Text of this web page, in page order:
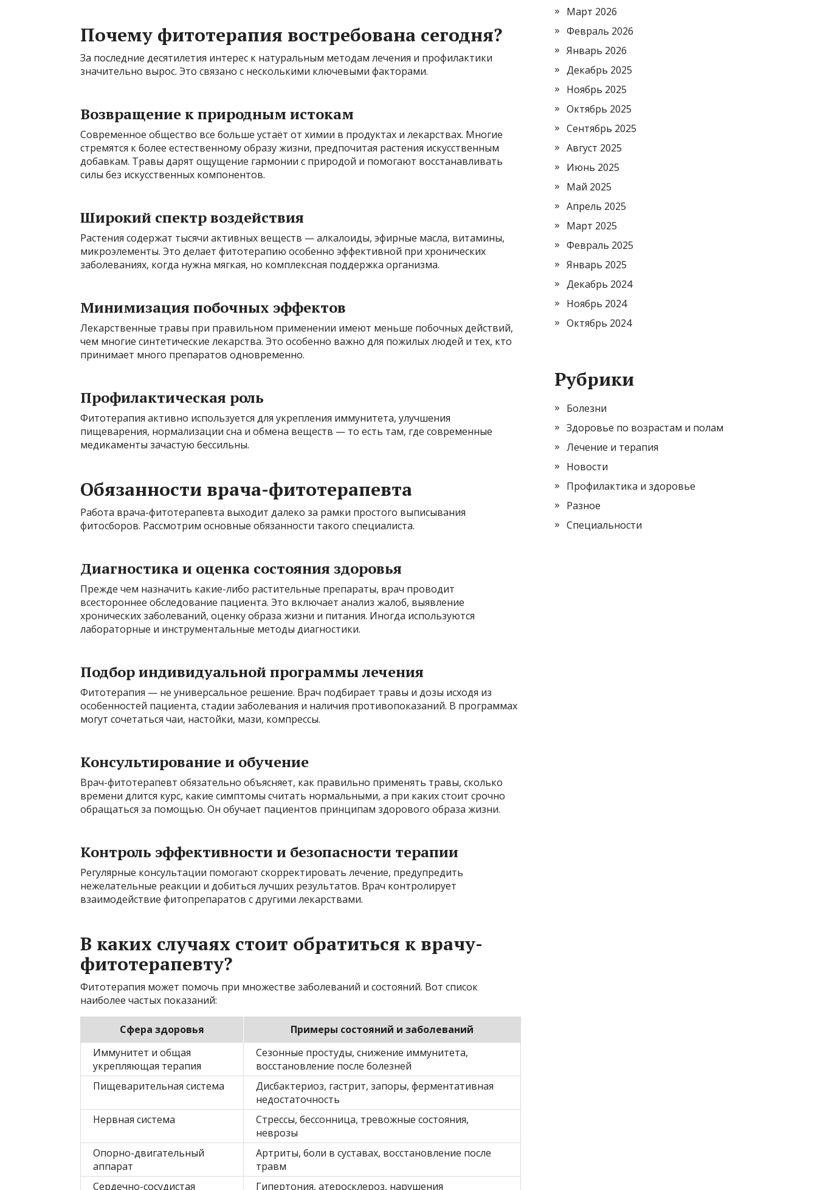
Почему фитотерапия востребована сегодня?
За последние десятилетия интерес к натуральным методам лечения и профилактики
значительно вырос. Это связано с несколькими ключевыми факторами.
Возвращение к природным истокам
Современное общество все больше устаёт от химии в продуктах и лекарствах. Многие
стремятся к более естественному образу жизни, предпочитая растения искусственным
добавкам. Травы дарят ощущение гармонии с природой и помогают восстанавливать
силы без искусственных компонентов.
Широкий спектр воздействия
Растения содержат тысячи активных веществ — алкалоиды, эфирные масла, витамины,
микроэлементы. Это делает фитотерапию особенно эффективной при хронических
заболеваниях, когда нужна мягкая, но комплексная поддержка организма.
Минимизация побочных эффектов
Лекарственные травы при правильном применении имеют меньше побочных действий,
чем многие синтетические лекарства. Это особенно важно для пожилых людей и тех, кто
принимает много препаратов одновременно.
Профилактическая роль
Фитотерапия активно используется для укрепления иммунитета, улучшения
пищеварения, нормализации сна и обмена веществ — то есть там, где современные
медикаменты зачастую бессильны.
Обязанности врача-фитотерапевта
Работа врача-фитотерапевта выходит далеко за рамки простого выписывания
фитосборов. Рассмотрим основные обязанности такого специалиста.
Диагностика и оценка состояния здоровья
Прежде чем назначить какие-либо растительные препараты, врач проводит
всестороннее обследование пациента. Это включает анализ жалоб, выявление
хронических заболеваний, оценку образа жизни и питания. Иногда используются
лабораторные и инструментальные методы диагностики.
Подбор индивидуальной программы лечения
Фитотерапия — не универсальное решение. Врач подбирает травы и дозы исходя из
особенностей пациента, стадии заболевания и наличия противопоказаний. В программах
могут сочетаться чаи, настойки, мази, компрессы.
Консультирование и обучение
Врач-фитотерапевт обязательно объясняет, как правильно применять травы, сколько
времени длится курс, какие симптомы считать нормальными, а при каких стоит срочно
обращаться за помощью. Он обучает пациентов принципам здорового образа жизни.
Контроль эффективности и безопасности терапии
Регулярные консультации помогают скорректировать лечение, предупредить
нежелательные реакции и добиться лучших результатов. Врач контролирует
взаимодействие фитопрепаратов с другими лекарствами.
В каких случаях стоит обратиться к врачу-
фитотерапевту?
Фитотерапия может помочь при множестве заболеваний и состояний. Вот список
наиболее частых показаний:
Сфера здоровья
Примеры состояний и заболеваний
Иммунитет и общая
укрепляющая терапия
Сезонные простуды, снижение иммунитета,
восстановление после болезней
Пищеварительная система
Дисбактериоз, гастрит, запоры, ферментативная
недостаточность
Нервная система
Стрессы, бессонница, тревожные состояния,
неврозы
Опорно-двигательный
аппарат
Артриты, боли в суставах, восстановление после
травм
Сердечно-сосудистая
Гипертония, атеросклероз, нарушения
Март 2026
Февраль 2026
Январь 2026
Декабрь 2025
Ноябрь 2025
Октябрь 2025
Сентябрь 2025
Август 2025
Июнь 2025
Май 2025
Апрель 2025
Март 2025
Февраль 2025
Январь 2025
Декабрь 2024
Ноябрь 2024
Октябрь 2024
Рубрики
Болезни
Здоровье по возрастам и полам
Лечение и терапия
Новости
Профилактика и здоровье
Разное
Специальности